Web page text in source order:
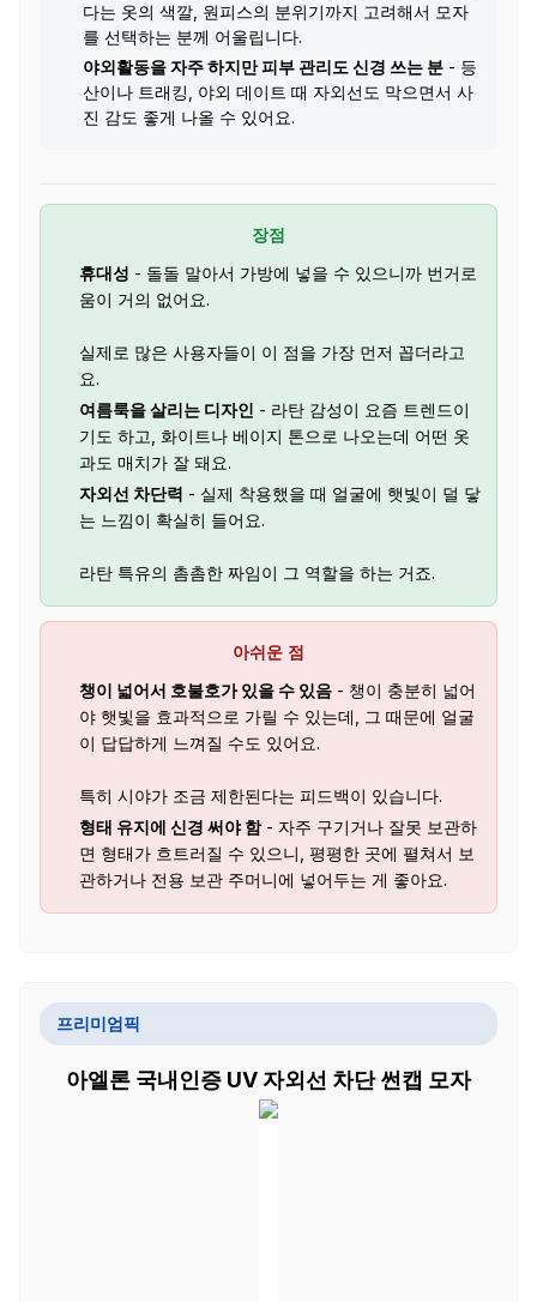
다는 옷의 색깔, 원피스의 분위기까지 고려해서 모자
를 선택하는 분께 어울립니다.
야외활동을 자주 하지만 피부 관리도 신경 쓰는 분 - 등
산이나 트래킹, 야외 데이트 때 자외선도 막으면서 사
진 감도 좋게 나올 수 있어요.
장점
휴대성 - 돌돌 말아서 가방에 넣을 수 있으니까 번거로
움이 거의 없어요.
실제로 많은 사용자들이 이 점을 가장 먼저 꼽더라고
요.
여름룩을 살리는 디자인 - 라탄 감성이 요즘 트렌드이
기도 하고, 화이트나 베이지 톤으로 나오는데 어떤 옷
과도 매치가 잘 돼요.
자외선 차단력 - 실제 착용했을 때 얼굴에 햇빛이 덜 닿
는 느낌이 확실히 들어요.
라탄 특유의 촘촘한 짜임이 그 역할을 하는 거죠.
아쉬운 점
챙이 넓어서 호불호가 있을 수 있음 - 챙이 충분히 넓어
야 햇빛을 효과적으로 가릴 수 있는데, 그 때문에 얼굴
이 답답하게 느껴질 수도 있어요.
특히 시야가 조금 제한된다는 피드백이 있습니다.
형태 유지에 신경 써야 함- 자주 구기거나 잘못 보관하
면 형태가 흐트러질 수 있으니, 평평한 곳에 펼쳐서 보
관하거나 전용 보관 주머니에 넣어두는 게 좋아요.
프리미엄픽
아엘론 국내인증 UV 자외선 차단 썬캡 모자